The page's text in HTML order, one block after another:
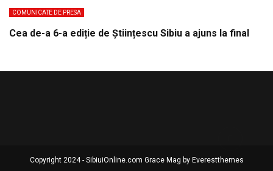
COMUNICATE DE PRESA
Cea de-a 6-a ediție de Științescu Sibiu a ajuns la final
Copyright 2024 - SibiuiOnline.com Grace Mag by Everestthemes